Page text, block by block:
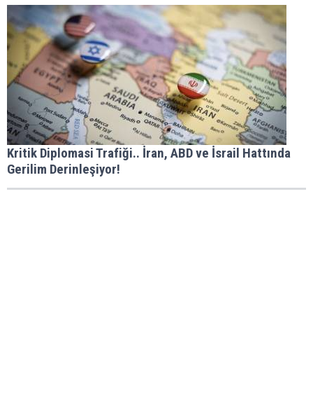
Kritik Diplomasi Trafiği.. İran, ABD ve İsrail Hattında
Gerilim Derinleşiyor!